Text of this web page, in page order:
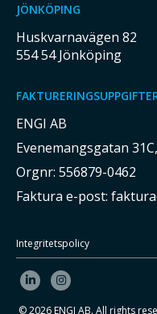
JÖNKÖPING
Huskvarnavägen 82
554 54 Jönköping
ENGI AB
Evenemangsgatan
Orgnr: 556879-0462
Faktura e-post:
Integritetspolicy
© 2026ENGI AB. All rights